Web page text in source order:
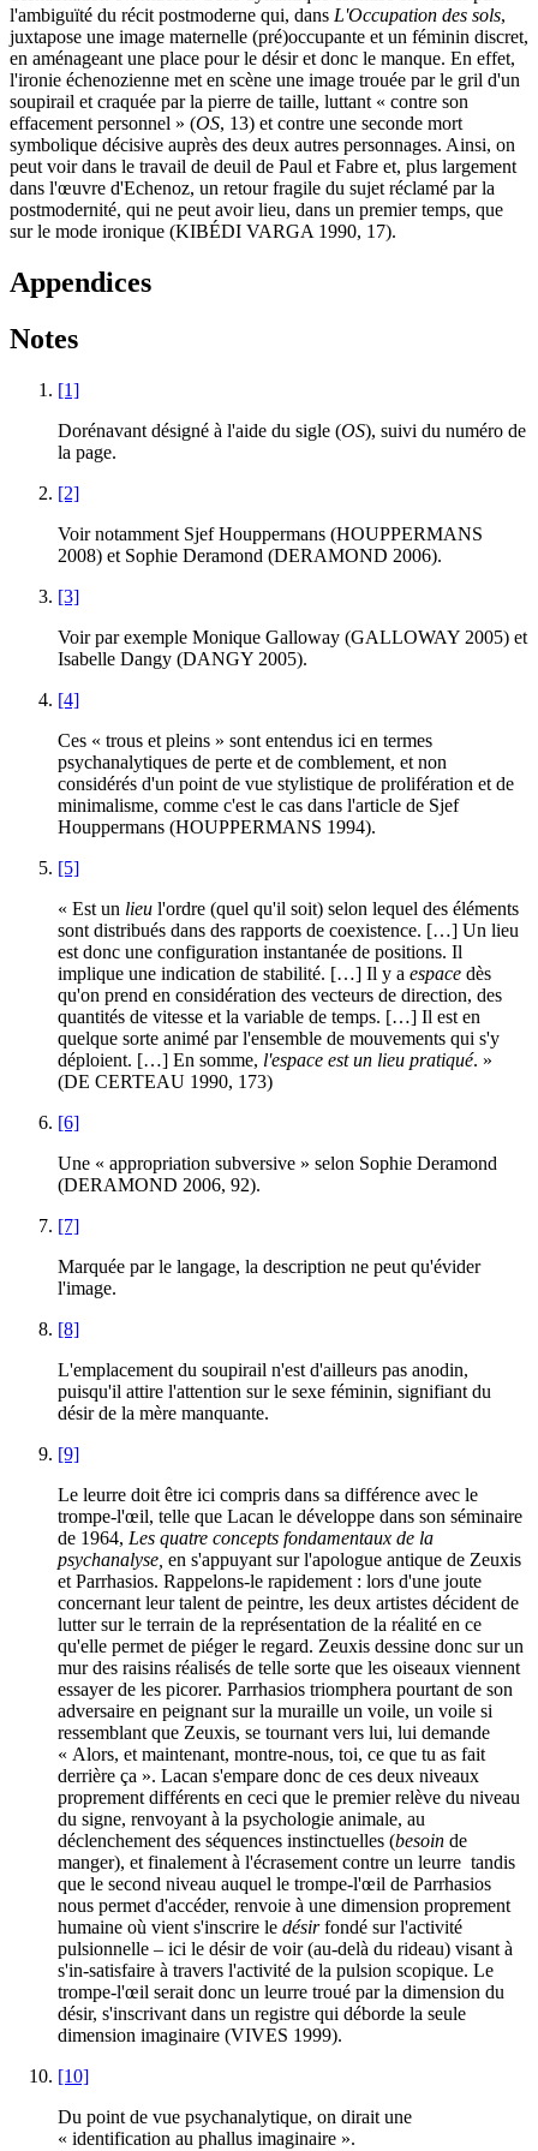
l'ambiguïté du récit postmoderne qui, dans L'Occupation des sols,
juxtapose une image maternelle (pré)occupante et un féminin discret,
en aménageant une place pour le désir et donc le manque. En effet,
l'ironie échenozienne met en scène une image trouée par le gril d'un
soupirail et craquée par la pierre de taille, luttant « contre son
effacement personnel » (OS, 13) et contre une seconde mort
symbolique décisive auprès des deux autres personnages. Ainsi, on
peut voir dans le travail de deuil de Paul et Fabre et, plus largement
dans l'œuvre d'Echenoz, un retour fragile du sujet réclamé par la
postmodernité, qui ne peut avoir lieu, dans un premier temps, que
sur le mode ironique (KIBÉDI VARGA 1990, 17).
Appendices
Notes
[1]
Dorénavant désigné à l'aide du sigle (OS), suivi du numéro de
la page.
[2]
Voir notamment Sjef Houppermans (HOUPPERMANS
2008) et Sophie Deramond (DERAMOND 2006).
[3]
Voir par exemple Monique Galloway (GALLOWAY 2005) et
Isabelle Dangy (DANGY 2005).
[4]
Ces « trous et pleins » sont entendus ici en termes
psychanalytiques de perte et de comblement, et non
considérés d'un point de vue stylistique de prolifération et de
minimalisme, comme c'est le cas dans l'article de Sjef
Houppermans (HOUPPERMANS 1994).
[5]
« Est un lieu l'ordre (quel qu'il soit) selon lequel des éléments
sont distribués dans des rapports de coexistence. […] Un lieu
est donc une configuration instantanée de positions. Il
implique une indication de stabilité. […] Il y a espace dès
qu'on prend en considération des vecteurs de direction, des
quantités de vitesse et la variable de temps. […] Il est en
quelque sorte animé par l'ensemble de mouvements qui s'y
déploient. […] En somme, l'espace est un lieu pratiqué. »
(DE CERTEAU 1990, 173)
[6]
Une « appropriation subversive » selon Sophie Deramond
(DERAMOND 2006, 92).
[7]
Marquée par le langage, la description ne peut qu'évider
l'image.
[8]
L'emplacement du soupirail n'est d'ailleurs pas anodin,
puisqu'il attire l'attention sur le sexe féminin, signifiant du
désir de la mère manquante.
[9]
Le leurre doit être ici compris dans sa différence avec le
trompe-l'œil, telle que Lacan le développe dans son séminaire
de 1964, Les quatre concepts fondamentaux de la
psychanalyse, en s'appuyant sur l'apologue antique de Zeuxis
et Parrhasios. Rappelons-le rapidement : lors d'une joute
concernant leur talent de peintre, les deux artistes décident de
lutter sur le terrain de la représentation de la réalité en ce
qu'elle permet de piéger le regard. Zeuxis dessine donc sur un
mur des raisins réalisés de telle sorte que les oiseaux viennent
essayer de les picorer. Parrhasios triomphera pourtant de son
adversaire en peignant sur la muraille un voile, un voile si
ressemblant que Zeuxis, se tournant vers lui, lui demande
« Alors, et maintenant, montre-nous, toi, ce que tu as fait
derrière ça ». Lacan s'empare donc de ces deux niveaux
proprement différents en ceci que le premier relève du niveau
du signe, renvoyant à la psychologie animale, au
déclenchement des séquences instinctuelles (besoin de
manger), et finalement à l'écrasement contre un leurre tandis
que le second niveau auquel le trompe-l'œil de Parrhasios
nous permet d'accéder, renvoie à une dimension proprement
humaine où vient s'inscrire le désirfondé sur l'activité
pulsionnelle – ici le désir de voir (au-delà du rideau) visant à
s'in-satisfaire à travers l'activité de la pulsion scopique. Le
trompe-l'œil serait donc un leurre troué par la dimension du
désir, s'inscrivant dans un registre qui déborde la seule
dimension imaginaire (VIVES 1999).
[10]
Du point de vue psychanalytique, on dirait une
« identification au phallus imaginaire ».